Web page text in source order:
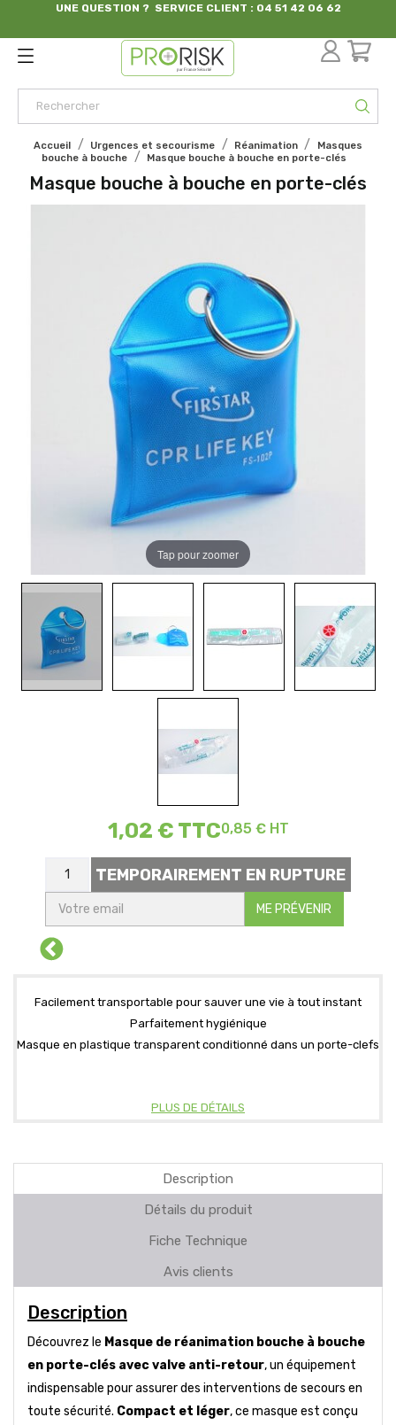
UNE QUESTION ? SERVICE CLIENT : 04 51 42 06 62
par France Sécurité
Accueil Urgences et secourisme Réanimation
Masques
bouche à bouche
Masque bouche à bouche en porte-clés
Masque bouche à bouche en porte-clés
Tap pour zoomer
1,02 € TTC0,85 € HT
TEMPORAIREMENT EN RUPTURE
ME PRÉVENIR
Facilement transportable pour sauver une vie à tout instant
Parfaitement hygiénique
Masque en plastique transparent conditionné dans un porte-clefs
PLUS DE DÉTAILS
Description
Détails du produit
Fiche Technique
Avis clients
Description
Découvrez le Masque de réanimation bouche à bouche
en porte-clés avec valve anti-retour, un équipement
indispensable pour assurer des interventions de secours en
toute sécurité. Compact et léger, ce masque est conçu